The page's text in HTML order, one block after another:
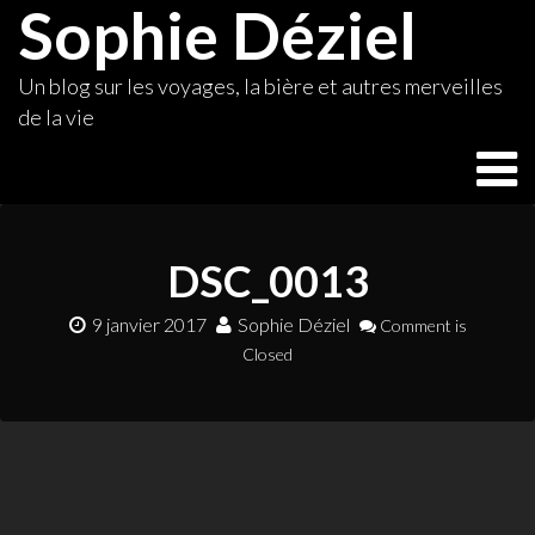
SkipSophie Déziel
Un blog sur les voyages, la bière et autres merveilles
de la vie
DSC_0013
9 janvier 2017 Sophie Déziel
Comment is
Closed